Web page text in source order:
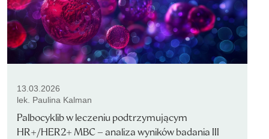
13.03.2026
lek. Paulina Kalman
Palbocyklib w leczeniu podtrzymującym
HR+/HER2+ MBC – analiza wyników badania III